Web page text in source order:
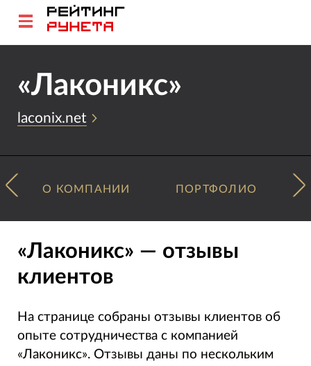
«Лаконикс»
laconix.net
О КОМПАНИИ ПОРТФОЛИО
«Лаконикс» — отзывы
клиентов
На странице собраны отзывы клиентов об
опыте сотрудничества с компанией
«Лаконикс». Отзывы даны по нескольким